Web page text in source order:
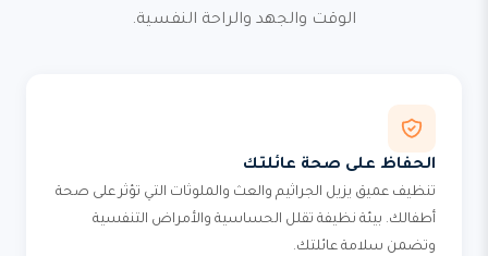
الوقت والجهد والراحة النفسية.
الحفاظ على صحة عائلتك
تنظيف عميق يزيل الجراثيم والعث والملوثات التي تؤثر على صحة
أطفالك. بيئة نظيفة تقلل الحساسية والأمراض التنفسية
وتضمن سلامة عائلتك.